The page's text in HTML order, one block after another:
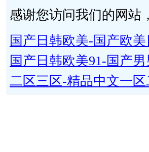
感谢您访问我们的网站
国产日韩欧美-国产欧
国产日韩欧美91-国产
二区三区-精品中文一区